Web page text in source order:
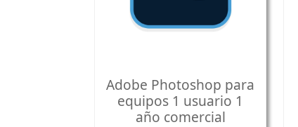
Adobe Photoshop para
equipos 1 usuario 1
año comercial